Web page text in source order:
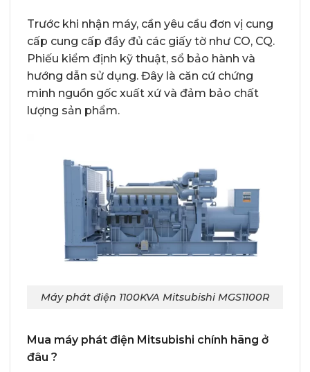
Trước khi nhận máy, cần yêu cầu đơn vị cung
cấp cung cấp đầy đủ các giấy tờ như CO, CQ.
Phiếu kiểm định kỹ thuật, sổ bảo hành và
hướng dẫn sử dụng. Đây là căn cứ chứng
minh nguồn gốc xuất xứ và đảm bảo chất
lượng sản phẩm.
Máy phát điện 1100KVA Mitsubishi MGS1100R
Mua máy phát điện Mitsubishi chính hãng ở
đâu ?